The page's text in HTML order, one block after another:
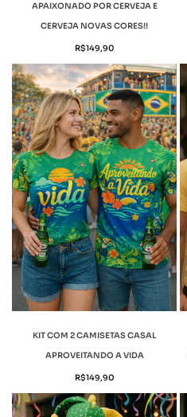
APAIXONADO POR CERVEJA E
CERVEJA NOVAS CORES!!
R$149,90
KIT COM 2 CAMISETAS CASAL
APROVEITANDO A VIDA
R$149,90